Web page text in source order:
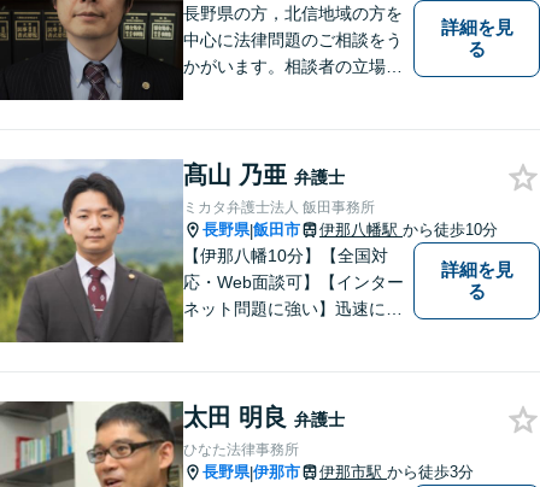
長野県の方，北信地域の方を
中心に法律問題のご相談をう
かがいます。相談者の立場を
詳細を見
る
髙山 乃亜 弁護士
ミカタ弁護士法人 飯田事務所
長野県|飯田市 伊那八幡駅 から徒歩10分
【伊那八幡10分】【全国対
応・Web面談可】【インター
ネット問題に強い】迅速に対
のようなことでも、お気軽に
ご相談ください。
詳細を見
る
太田 明良 弁護士
ひなた法律事務所
長野県|伊那市 伊那市駅 から徒歩3分